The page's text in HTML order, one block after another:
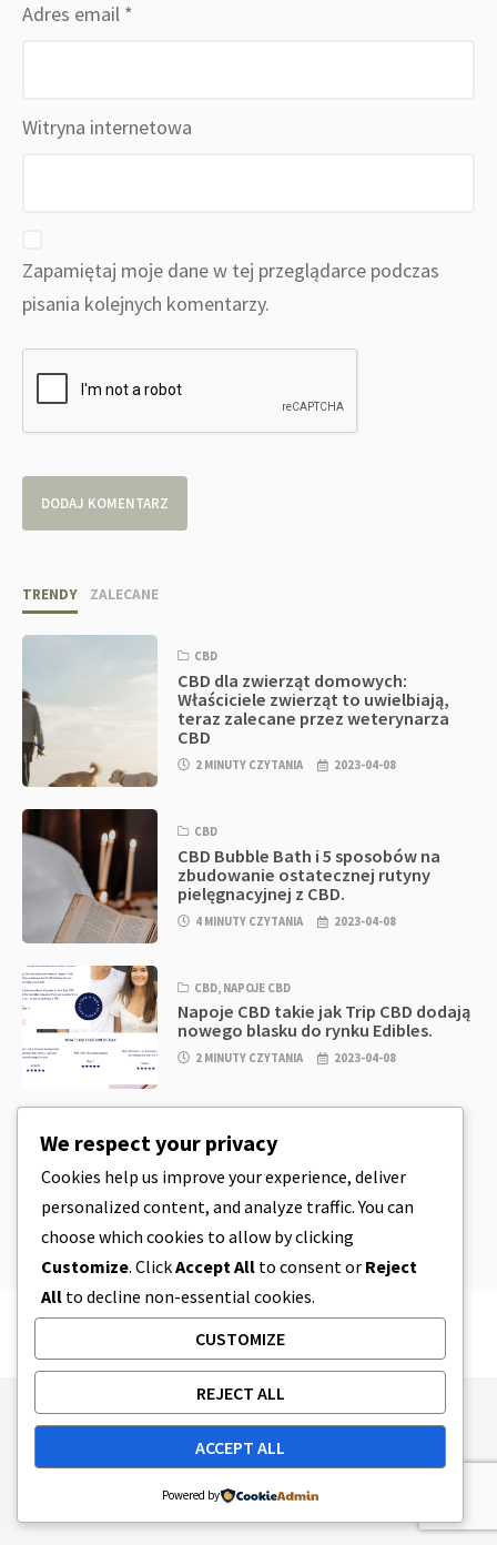
Adres email *
Witryna internetowa
Zapamiętaj moje dane w tej przeglądarce podczas
pisania kolejnych komentarzy.
TRENDY ZALECANE
CBD
CBD dla zwierząt domowych:
Właściciele zwierząt to uwielbiają,
teraz zalecane przez weterynarza
CBD
2 MINUTY CZYTANIA 2023-04-08
CBD
CBD Bubble Bath i 5 sposobów na
zbudowanie ostatecznej rutyny
pielęgnacyjnej z CBD.
4 MINUTY CZYTANIA 2023-04-08
CBD, NAPOJE CBD
Napoje CBD takie jak Trip CBD dodają
nowego blasku do rynku Edibles.
2 MINUTY CZYTANIA 2023-04-08
CBD EDIBLES
CBD Cookie Dough & Incredibly
Simple CBD Edibles You Can Make at
Home
4 MINUTY CZYTANIA
Publishing Principles
Ethics Policy
Corrections Policy
Feedback Policy
Ownership & Funding
Tag map
We respect your privacy
Cookies help us improve your experience, deliver
personalized content, and analyze traffic. You can
choose which cookies to allow by clicking
Customize. ClickAccept All to consent or Reject
All to decline non-essential cookies.
CUSTOMIZE
REJECT ALL
ACCEPT ALL
Powered by